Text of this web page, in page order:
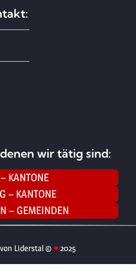
wir tätig sind:
KANTONE
– KANTONE
– GEMEINDEN
Liderstal © ♥2025